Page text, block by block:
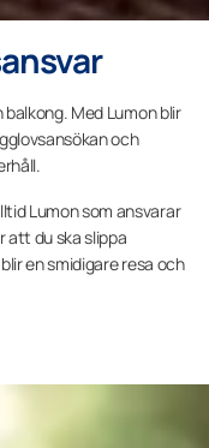
Med Lumon blir
och
Lumon som ansvarar
du ska slippa
en smidigare resa och